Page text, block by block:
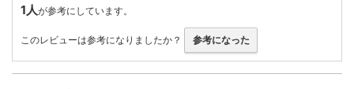
1人が参考にしています。
このレビューは参考になりましたか？ 参考になった